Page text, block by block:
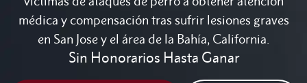
médica y compensación tras sufrir lesiones graves
en San Jose y el área de la Bahía, California.
Sin Honorarios Hasta Ganar